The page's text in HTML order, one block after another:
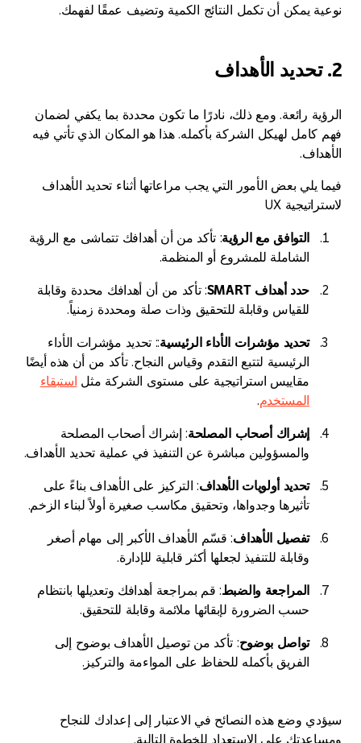
نوعية يمكن أن تكمل النتائج الكمية وتضيف عمقًا لفهمك.
2. تحديد الأهداف
الرؤية رائعة. ومع ذلك، نادرًا ما تكون محددة بما يكفي لضمان
فهم كامل لهيكل الشركة بأكمله. هذا هو المكان الذي تأتي فيه
الأهداف.
فيما يلي بعض الأمور التي يجب مراعاتها أثناء تحديد الأهداف
لاستراتيجية UX
التوافق مع الرؤية: تأكد من أن أهدافك تتماشى مع الرؤية
الشاملة للمشروع أو المنظمة.
حدد أهداف SMART
: تأكد من أن أهدافك محددة وقابلة
للقياس وقابلة للتحقيق وذات صلة ومحددة زمنياً.
تحديد مؤشرات الأداء الرئيسية:: تحديد مؤشرات الأداء
الرئيسية لتتبع التقدم وقياس النجاح. تأكد من أن هذه أيضًا
مقاييس استراتيجية على مستوى الشركة مثل استبقاء
المستخدم.
إشراك أصحاب المصلحة: إشراك أصحاب المصلحة
والمسؤولين مباشرة عن التنفيذ في عملية تحديد الأهداف.
تحديد أولويات الأهداف: التركيز على الأهداف بناءً على
تأثيرها وجدواها، وتحقيق مكاسب صغيرة أولاً لبناء الزخم.
تفصيل الأهداف: قسّم الأهداف الأكبر إلى مهام أصغر
وقابلة للتنفيذ لجعلها أكثر قابلية للإدارة.
المراجعة والضبط: قم بمراجعة أهدافك وتعديلها بانتظام
حسب الضرورة لإبقائها ملائمة وقابلة للتحقيق.
تواصل بوضوح: تأكد من توصيل الأهداف بوضوح إلى
الفريق بأكمله للحفاظ على المواءمة والتركيز.
سيؤدي وضع هذه النصائح في الاعتبار إلى إعدادك للنجاح
ومساعدتك على الاستعداد للخطوة التالية.